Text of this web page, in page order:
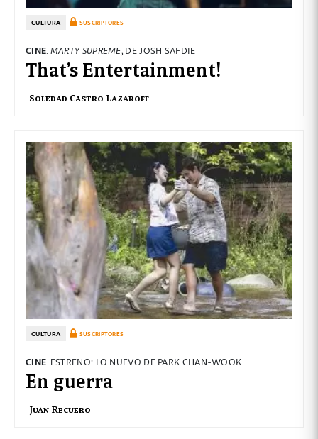
CULTURA SUSCRIPTORES
CINE MARTY SUPREME, DE JOSH SAFDIE
That’s Entertainment!
Soledad Castro Lazaroff
CULTURA SUSCRIPTORES
CINE. ESTRENO: LO NUEVO DE PARK CHAN-WOOK
En guerra
Juan Recuero